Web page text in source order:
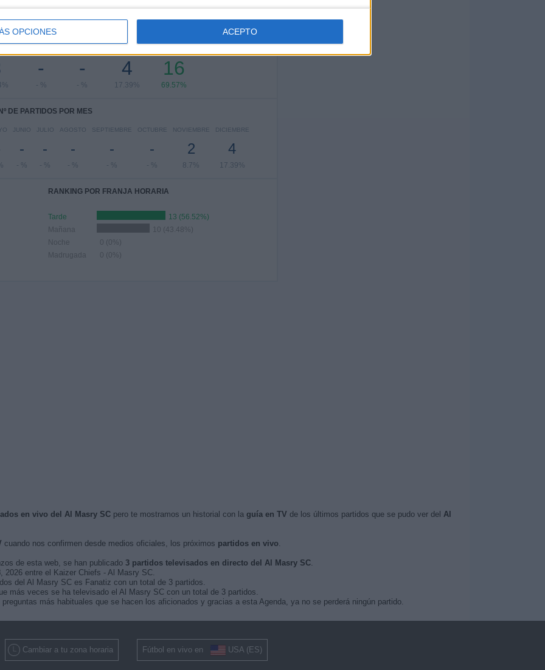
OPCIONES ACEPTO
POR DÍA DE LA SEMANA
-
- %
-
- %
4
17.39%
16
69.57%
Nº DE PARTIDOS POR MES
JUNIO
-
- %
JULIO
-
- %
AGOSTO
-
- %
SEPTIEMBRE
-
- %
OCTUBRE
-
- %
NOVIEMBRE
2
8.7%
DICIEMBRE
4
17.39%
RANKING POR FRANJA HORARIA
Tarde
13 (56.52%)
Mañana
10 (43.48%)
Noche
0 (0%)
Madrugada
0 (0%)
en vivo del Al Masry SCpero te mostramos un historial con la guía en TV de los últimos partidos que se pudo ver del Al
cuando nos confirmen desde medios oficiales, los próximos partidos en vivo.
de esta web, se han publicado 3 partidos televisados en directo del Al Masry SC.
2026 entre el Kaizer Chiefs - Al Masry SC.
del Al Masry SC es Fanatiz con un total de 3 partidos.
más veces se ha televisado el Al Masry SC con un total de 3 partidos.
más habituales que se hacen los aficionados y gracias a esta Agenda, ya no se perderá ningún partido.
Cambiar a tu zona horaria Fútbol en vivo en USA (ES)